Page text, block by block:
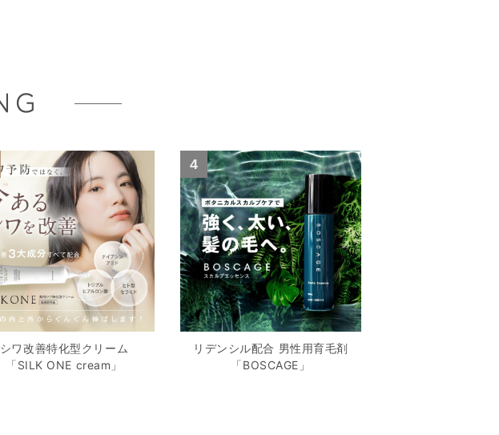
シワ改善特化型クリーム
「SILK ONE cream」
リデンシル配合 男性用育毛剤
「BOSCAGE」